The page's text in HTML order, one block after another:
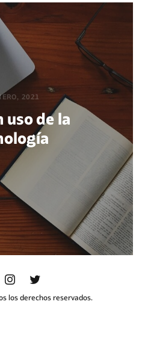
2021
uso de la
CIRENEI
los derechos reservados.